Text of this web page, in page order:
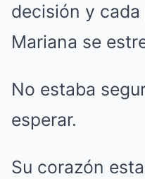
decisión y
Mariana se
No estaba
esperar.
Su corazón